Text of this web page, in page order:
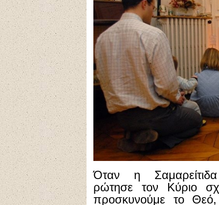
Όταν η
ρώτησε τον Κύριο
προσκυνούμε το